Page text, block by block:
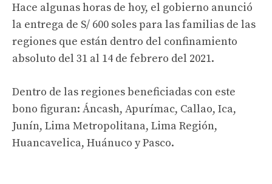
Hace algunas horas de hoy, el gobierno anunció
la entrega de S/ 600 soles para las familias de las
regiones que están dentro del confinamiento
absoluto del 31 al 14 de febrero del 2021.
Dentro de las regiones beneficiadas con este
bono figuran: Áncash, Apurímac, Callao, Ica,
Junín, Lima Metropolitana, Lima Región,
Huancavelica, Huánuco y Pasco.